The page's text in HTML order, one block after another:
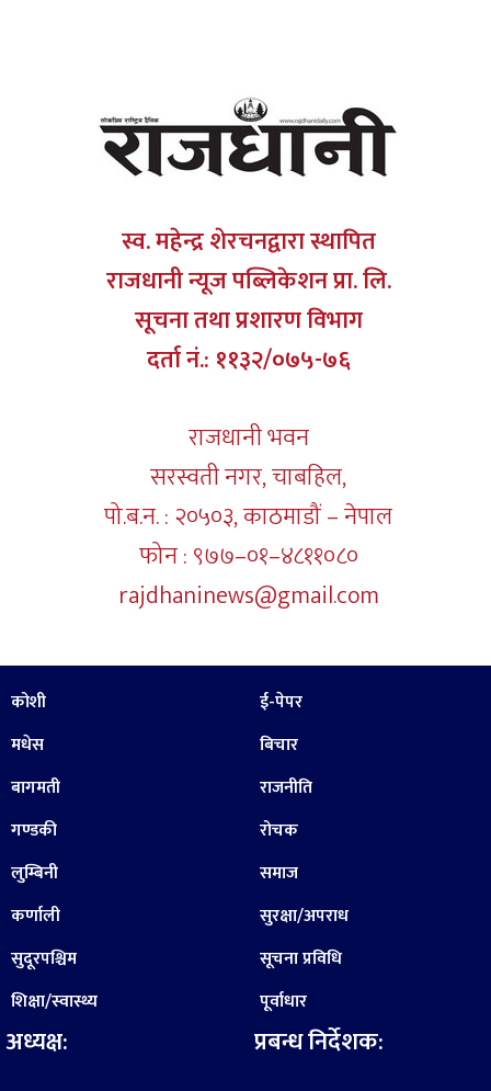
स्व. महेन्द्र शेरचनद्वारा स्थापित
राजधानी न्यूज पब्लिकेशन प्रा. लि.
सूचना तथा प्रशारण विभाग
दर्ता नं.: ११३२/०७५-७६
राजधानी भवन
सरस्वती नगर, चाबहिल,
पो.ब.न. : २०५०३, काठमाडौं – नेपाल
फोन : ९७७–०१–४८११०८०
rajdhaninews@gmail.com
कोशी
मधेस
बागमती
गण्डकी
लुम्बिनी
कर्णाली
सुदूरपश्चिम
शिक्षा/स्वास्थ्य
अध्यक्ष:
ई-पेपर
बिचार
राजनीति
रोचक
समाज
सुरक्षा/अपराध
सूचना प्रविधि
पूर्वाधार
प्रबन्ध निर्देशक: